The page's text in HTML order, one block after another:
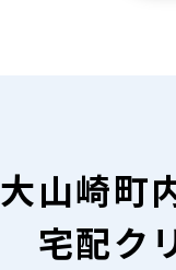
大山崎町
宅配ク